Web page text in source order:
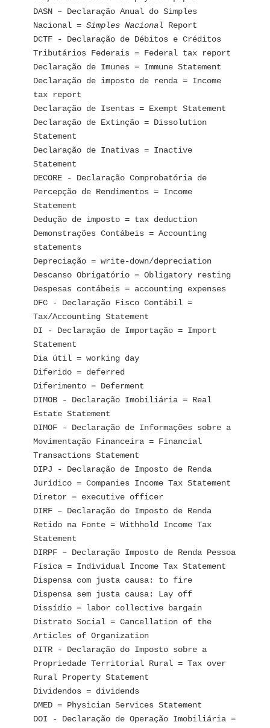
DASN – Declaração Anual do Simples
Nacional = Simples Nacional Report
DCTF - Declaração de Débitos e Créditos
Tributários Federais = Federal tax report
Declaração de Imunes = Immune Statement
Declaração de imposto de renda = Income
tax report
Declaração de Isentas = Exempt Statement
Declaração de Extinção = Dissolution
Statement
Declaração de Inativas = Inactive
Statement
DECORE - Declaração Comprobatória de
Percepção de Rendimentos = Income
Statement
Dedução de imposto = tax deduction
Demonstrações Contábeis = Accounting
statements
Depreciação = write-down/depreciation
Descanso Obrigatório = Obligatory resting
Despesas contábeis = accounting expenses
DFC - Declaração Fisco Contábil =
Tax/Accounting Statement
DI - Declaração de Importação = Import
Statement
Dia útil = working day
Diferido = deferred
Diferimento = Deferment
DIMOB - Declaração Imobiliária = Real
Estate Statement
DIMOF - Declaração de Informações sobre a
Movimentação Financeira = Financial
Transactions Statement
DIPJ - Declaração de Imposto de Renda
Jurídico = Companies Income Tax Statement
Diretor = executive officer
DIRF – Declaração do Imposto de Renda
Retido na Fonte = Withhold Income Tax
Statement
DIRPF – Declaração Imposto de Renda Pessoa
Física = Individual Income Tax Statement
Dispensa com justa causa: to fire
Dispensa sem justa causa: Lay off
Dissídio = labor collective bargain
Distrato Social = Cancellation of the
Articles of Organization
DITR - Declaração do Imposto sobre a
Propriedade Territorial Rural = Tax over
Rural Property Statement
Dividendos = dividends
DMED = Physician Services Statement
DOI - Declaração de Operação Imobiliária =